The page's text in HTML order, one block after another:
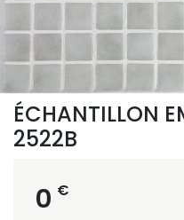
ÉCHANTILLON
2522B
0 €